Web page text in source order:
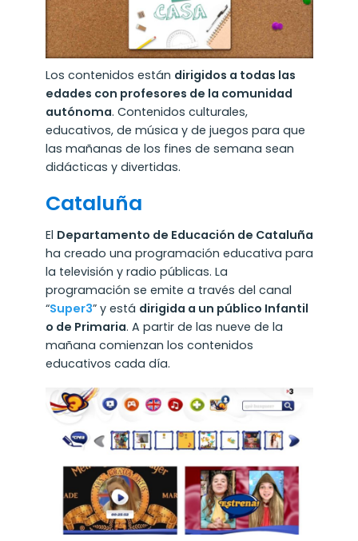
Los contenidos están dirigidos a todas las
edades con profesores de la comunidad
autónoma. Contenidos culturales,
educativos, de música y de juegos para que
las mañanas de los fines de semana sean
didácticas y divertidas.
Cataluña
El Departamento de Educación de Cataluña
ha creado una programación educativa para
la televisión y radio públicas. La
programación se emite a través del canal
“Super3” y está dirigida a un público Infantil
o de Primaria. A partir de las nueve de la
mañana comienzan los contenidos
educativos cada día.